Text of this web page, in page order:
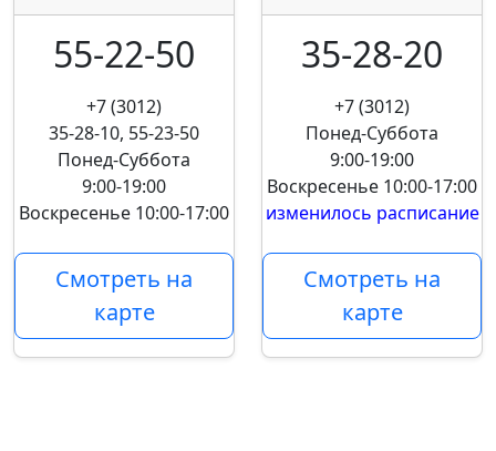
55-22-50
+7 (3012)
35-28-10, 55-23-50
Понед-Суббота
9:00-19:00
Воскресенье 10:00-17:00
Смотреть на
карте
35-28-20
+7 (3012)
Понед-Суббота
9:00-19:00
Воскресенье 10:00-17:00
изменилось расписание
Смотреть на
карте